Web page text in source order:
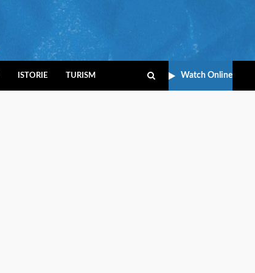
ISTORIE TURISM Watch Online